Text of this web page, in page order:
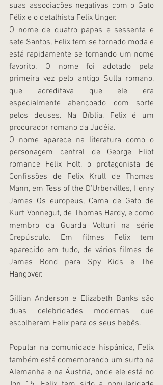
suas associações negativas com o Gato
Félix e o detalhista Felix Unger.
O nome de quatro papas e sessenta e
sete Santos, Felix tem se tornado moda e
está rapidamente se tornando um nome
favorito. O nome foi adotado pela
primeira vez pelo antigo Sulla romano,
que acreditava que ele era
especialmente abençoado com sorte
pelos deuses. Na Bíblia, Felix é um
procurador romano da Judéia.
O nome aparece na literatura como o
personagem central de George Eliot
romance Felix Holt, o protagonista de
Confissões de Felix Krull de Thomas
Mann, em Tess of the D’Urbervilles, Henry
James Os europeus, Cama de Gato de
Kurt Vonnegut, de Thomas Hardy, e como
membro da Guarda Volturi na série
Crepúsculo. Em filmes Felix tem
aparecido em tudo, de vários filmes de
James Bond para Spy Kids e The
Hangover.
Gillian Anderson e Elizabeth Banks são
duas celebridades modernas que
escolheram Felix para os seus bebês.
Popular na comunidade hispânica, Felix
também está comemorando um surto na
Alemanha e na Áustria, onde ele está no